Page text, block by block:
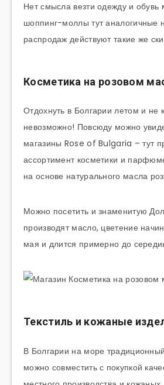
Нет смысла везти одежду и обувь
шоппинг-моллы тут аналогичные
распродаж действуют такие же
Косметика на розовом
Отдохнуть в Болгарии летом и не
невозможно! Повсюду можно
магазины Rose of Bulgaria – тут
ассортимент косметики и
на основе натурального масла
Можно посетить и знаменитую
производят масло, цветение
мая и длится примерно до
Текстиль и кожаные
В Болгарии на море
можно совместить с покупкой